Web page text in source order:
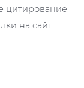
цитирование
на сайт